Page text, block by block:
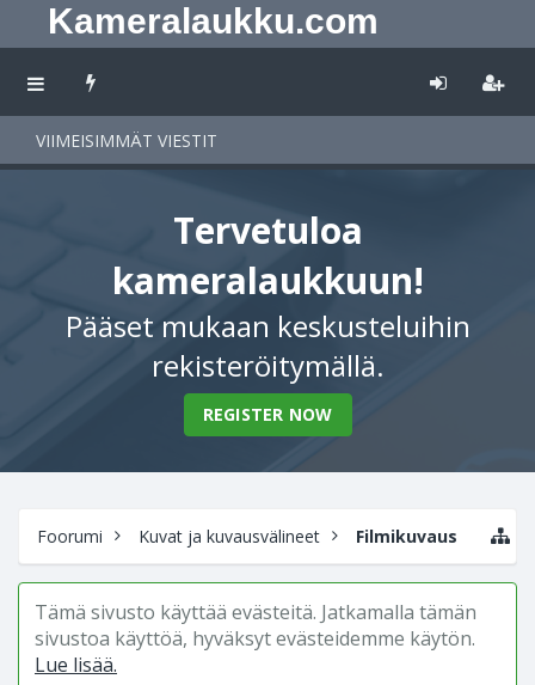
Kameralaukku.com
VIIMEISIMMÄT VIESTIT
Tervetuloa
kameralaukkuun!
Pääset mukaan keskusteluihin
rekisteröitymällä.
REGISTER NOW
Foorumi Kuvat ja kuvausvälineet Filmikuvaus
Tämä sivusto käyttää evästeitä. Jatkamalla tämän
sivustoa käyttöä, hyväksyt evästeidemme käytön.
Lue lisää.